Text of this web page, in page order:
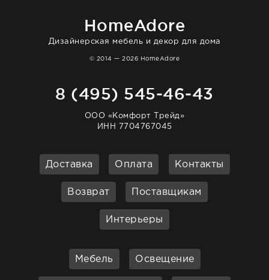
HomeAdore
Дизайнерская мебель и декор для дома
© 2014 — 2026 HomeAdore
8 (495) 545-46-43
ООО «Комфорт Трейд»
ИНН 7704767045
Доставка Оплата Контакты
Возврат Поставщикам
Интерьеры
Мебель Освещение